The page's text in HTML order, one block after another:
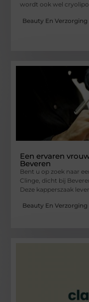
wordt ook wel
Beauty En Verzorging
Een ervaren
Beveren
Bent u op zoek naar
Clinge, dicht bij
Deze kapperszaak
Beauty En Verzorging